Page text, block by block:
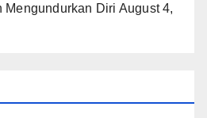
Mengundurkan Diri August 4,